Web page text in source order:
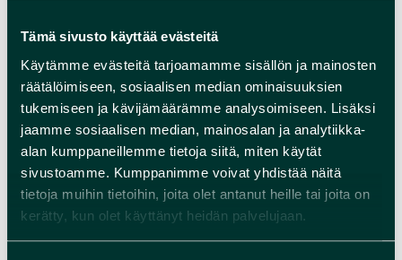
Tämä sivusto käyttää evästeitä
Käytämme evästeitä tarjoamamme sisällön ja mainosten
räätälöimiseen, sosiaalisen median ominaisuuksien
tukemiseen ja kävijämäärämme analysoimiseen. Lisäksi
jaamme sosiaalisen median, mainosalan ja analytiikka-
alan kumppaneillemme tietoja siitä, miten käytät
sivustoamme. Kumppanimme voivat yhdistää näitä
tietoja muihin tietoihin, joita olet antanut heille tai joita on
kerätty, kun olet käyttänyt heidän palvelujaan.
ryhtyivät kaivamaan kanavaa kannaksen poikki.
Kaivajia oli tarinan mukaan niin paljon, että
jokaiselle jäi kaivettavaksi vain jalan mitta maata.
Urakkansa lopuksi he saivat uitettua veneensä
Niskanselälle. Sittemmin Oulujärven tulvat
laajensivat kulkuväylää niin, että uima leveni
laivan kuljettavaksi salmeksi.”(Heikkinen 2007)
Pyyntikuoppien ja